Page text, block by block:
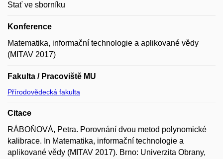
Stať ve sborníku
Konference
Matematika, informační technologie a aplikované vědy
(MITAV 2017)
Fakulta / Pracoviště MU
Přírodovědecká fakulta
Citace
RÁBOŇOVÁ, Petra. Porovnání dvou metod polynomické
kalibrace. In Matematika, informační technologie a
aplikované vědy (MITAV 2017). Brno: Univerzita Obrany,